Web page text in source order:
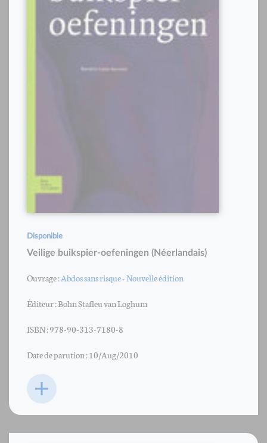
Disponible
Veilige buikspier-oefeningen (Néerlandais)
Ouvrage :Abdos sans risque - Nouvelle édition
Éditeur : Bohn Stafleu van Loghum
ISBN : 978-90-313-7180-8
Date de parution : 10/Aug/2010